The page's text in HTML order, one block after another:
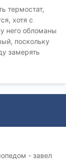
термостат,
хотя с
него обломаны
поскольку
замерять
- завел